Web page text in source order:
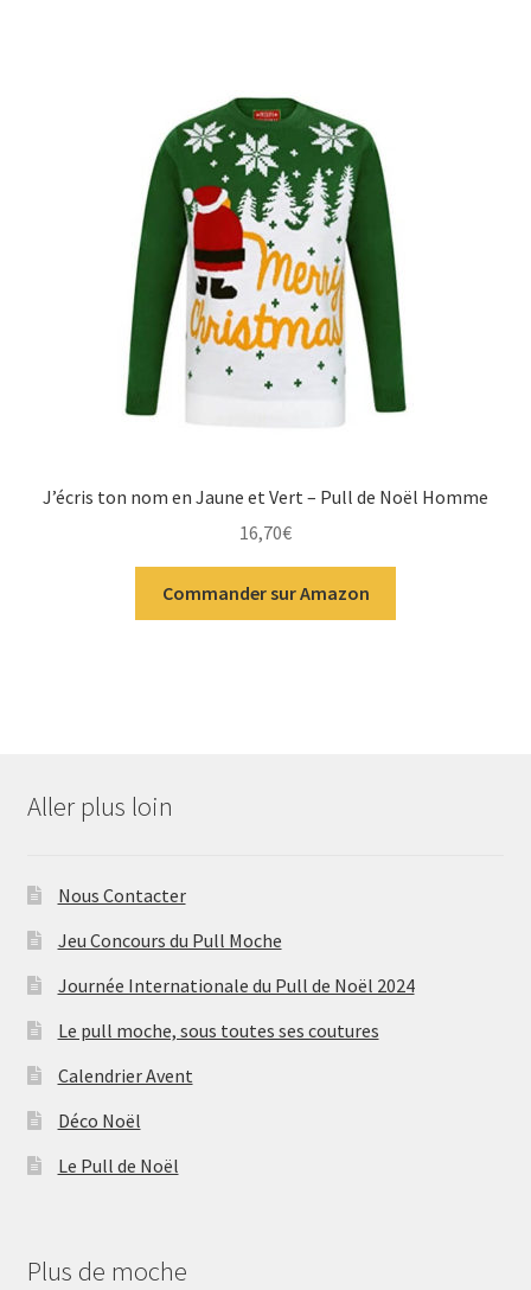
J’écris ton nom en Jaune et Vert – Pull de Noël Homme
16,70€
Commander sur Amazon
Aller plus loin
Nous Contacter
Jeu Concours du Pull Moche
Journée Internationale du Pull de Noël 2024
Le pull moche, sous toutes ses coutures
Calendrier Avent
Déco Noël
Le Pull de Noël
Plus de moche